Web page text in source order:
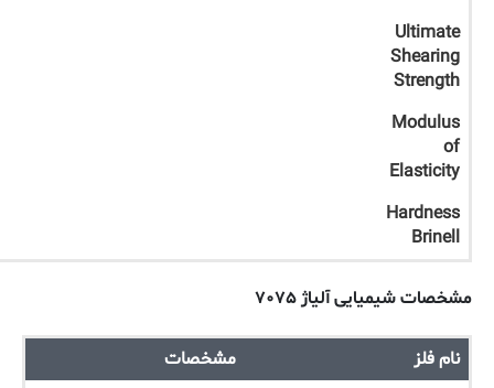
Ultimate
Shearing
Strength
Modulus
of
Elasticity
Hardness
Brinell
مشخصات شیمیایی آلیاژ ۷۰۷۵
نام فلز
مشخصات